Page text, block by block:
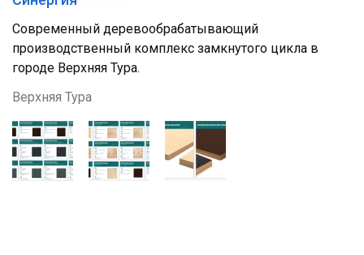
Современный деревообрабатывающий
производственный комплекс замкнутого цикла в
городе Верхняя Тура.
Верхняя Тура